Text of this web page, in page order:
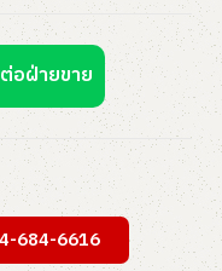
อฝ่ายขาย
684-6616